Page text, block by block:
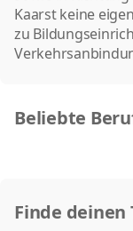
Kaarst keine
zu
Beliebte
Finde